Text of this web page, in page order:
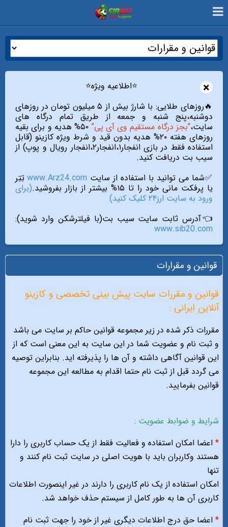
×
⭐️اطلاعیه ویژه⭐️
🔥روزهای طلایی: با شارژ بیش از ۵ میلیون تومان در روزهای
دوشنبه،پنج شنبه و جمعه از طریق تمام درگاه های
سایت،"بجز درگاه مستقیم وی آی پی"
۵۰% هدیه و برای بقیه
روزهای هفته ۲۰% هدیه بدون قید و شرط ویژه کازینو (قابل
استفاده فقط در بازی انفجار۱،انفجار۲،انفجار رویال و پوپ) از
سیب بت دریافت کنید.
✅شما می توانید با استفاده از سایت www.Arz24.com تِتِر
یا پرفکت مانی خود را تا ۱۵% بیشتر از بازار بفروشید.
(برای
ورود به سایت ارز۲۴ کلیک کنید)
👈آدرس ثابت سایت سیب بت(با فیلترشکن وارد شوید):
www.sib20.com
قوانين و مقرارات
قوانین و مقررات سایت پیش بینی تخصصی و کازینو
آنلاین ایرانی :
مقررات ذکر شده در زیر مجموعه قوانین حاکم بر سایت می باشد
و ثبت نام و عضویت شما در این سایت به این معنی است که از
این قوانین آگاهی داشته و آن ها را پذیرفته اید. بنابراین توصیه
می گردد قبل از ثبت نام حتما اقدام به مطالعه این مجموعه
قوانین بفرمایید.
شرایط و ضوابط عضویت :
* اعضا امکان استفاده و فعالیت فقط از یک حساب کاربری را دارا
هستند وکاربران باید با هویت اصلی در سایت ثبت نام کنند و
تنها
امکان استفاده از یک نام کاربری را دارند در غیر اینصورت اطلاعات
کاربری آن ها به طور کامل از سیستم حذف خواهد شد.
* اعضا حق درج اطلاعات دیگری غیر از خود را جهت ثبت نام